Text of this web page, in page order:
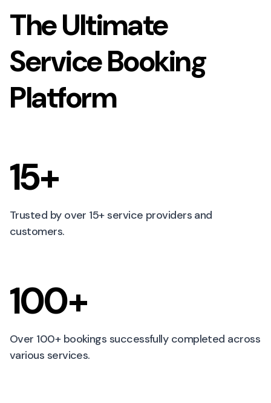
The Ultimate
Service Booking
Platform
15+
Trusted by over 15+ service providers and
customers.
100+
Over 100+ bookings successfully completed across
various services.